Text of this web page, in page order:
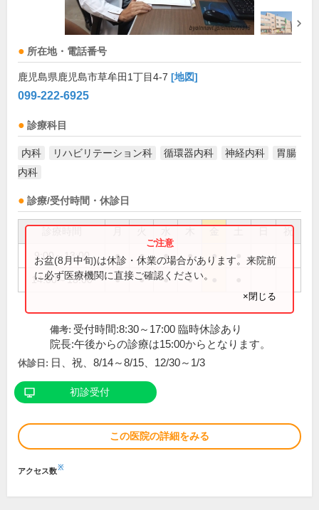
所在地・電話番号
鹿児島県鹿児島市草牟田1丁目4-7 [地図]
099-222-6925
診療科目
内科 リハビリテーション科 循環器内科 神経内科
胃腸
内科
診療/受付時間・休診日
祝
9:00～13:00 ● ● ● ● ●
14:00～18:00 ● ● ● ●
お盆(8月中旬)は休診・休業の場合があります。来院前
に必ず医療機関に直接ご確認ください。
×閉じる
備考: 受付時間:8:30～17:00 臨時休診あり
院長:午後からの診療は15:00からとなります。
休診日: 日、祝、8/14～8/15、12/30～1/3
初診受付
この医院の詳細をみる
アクセス数※